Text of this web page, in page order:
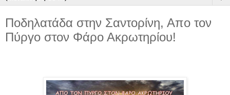
Ποδηλατάδα στην Σαντορίνη, Απο τον
Πύργο στον Φάρο Ακρωτηρίου!